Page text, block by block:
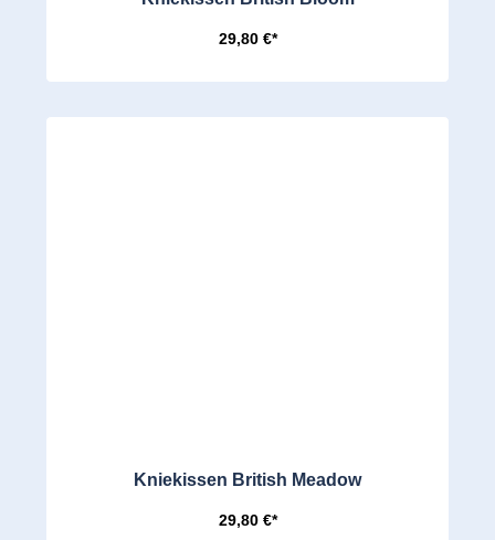
29,80 €*
Kniekissen British Meadow
29,80 €*